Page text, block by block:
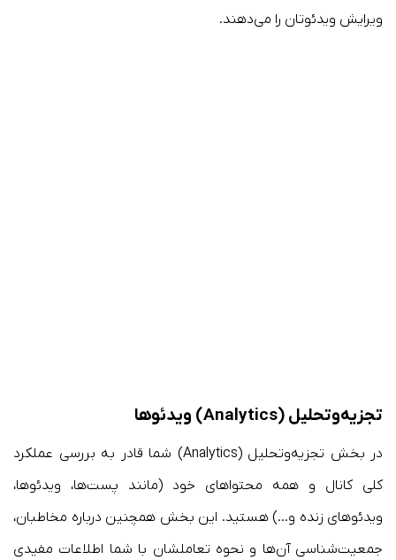
ویرایش ویدئوتان را می‌دهند.
تجزیه‌وتحلیل (Analytics) ویدئوها
در بخش تجزیه‌وتحلیل (Analytics) شما قادر به بررسی عملکرد
کلی کانال و همه محتواهای خود (مانند پست‌ها، ویدئوها،
ویدئوهای زنده و…) هستید. این بخش همچنین درباره مخاطبان،
جمعیت‌شناسی آن‌ها و نحوه تعاملشان با شما اطلاعات مفیدی